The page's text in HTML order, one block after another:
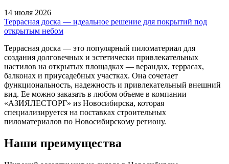
14 июля 2026
Террасная доска — идеальное решение для покрытий под
открытым небом
Террасная доска — это популярный пиломатериал для
создания долговечных и эстетически привлекательных
настилов на открытых площадках — верандах, террасах,
балконах и приусадебных участках. Она сочетает
функциональность, надежность и привлекательный внешний
вид. Ее можно заказать в любом объеме в компании
«АЗИЯЛЕСТОРГ» из Новосибирска, которая
специализируется на поставках строительных
пиломатериалов по Новосибирскому региону.
Наши преимущества